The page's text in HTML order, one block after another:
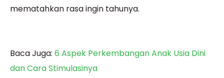
mematahkan rasa ingin tahunya.
Baca Juga: 6 Aspek Perkembangan Anak Usia Dini
dan Cara Stimulasinya